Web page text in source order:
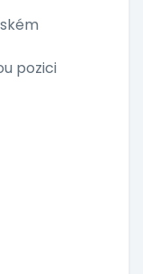
pozici